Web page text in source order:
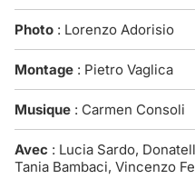
Photo : Lorenzo Adorisio
Montage : Pietro Vaglica
Musique : Carmen Consoli
Avec : Lucia Sardo,
Tania Bambaci, Vincenzo